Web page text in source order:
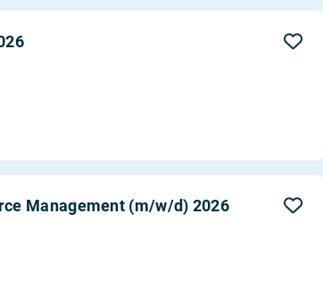
Management (m/w/d) 2026